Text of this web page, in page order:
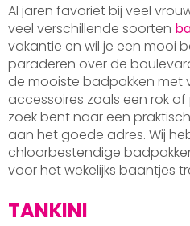
Al jaren favoriet bij veel
veel verschillende soorten
vakantie en wil je een mooi
paraderen over de
de mooiste badpakken met
accessoires zoals een rok
zoek bent naar een
aan het goede adres. Wij
chloorbestendige
voor het wekelijks baantjes
TANKINI